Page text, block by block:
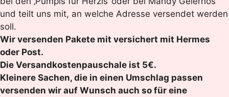
und teilt uns mit, an welche Adresse versendet werden
soll.
Wir versenden Pakete mit versichert mit Hermes
oder Post.
Die Versandkostenpauschale ist 5€.
Kleinere Sachen, die in einen Umschlag passen
versenden wir auf Wunsch auch so für eine